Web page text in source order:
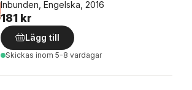
Inbunden, Engelska, 2016
181 kr
Lägg till
Skickas inom 5-8 vardagar